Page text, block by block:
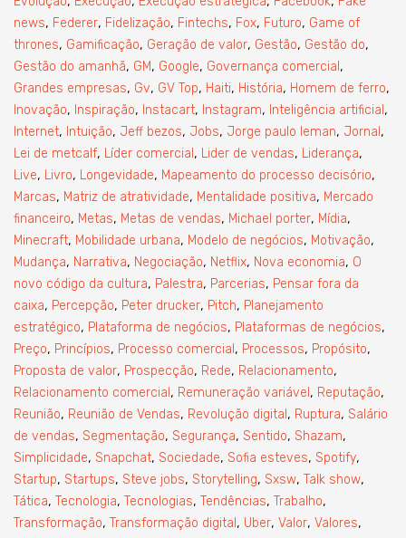
news, Federer, Fidelização, Fintechs, Fox, Futuro, Game of
thrones, Gamificação, Geração de valor, Gestão, Gestão do,
Gestão do amanhã, GM, Google, Governança comercial ,
Grandes empresas, Gv, GV Top, Haiti, História, Homem de ferro,
Inovação, Inspiração, Instacart, Instagram, Inteligência artificial ,
Internet, Intuição, Jeff bezos, Jobs, Jorge paulo leman, Jornal ,
Lei de metcalf, Líder comercial , Lider de vendas, Liderança,
Live, Livro, Longevidade, Mapeamento do processo decisório,
Marcas, Matriz de atratividade, Mentalidade positiva, Mercado
financeiro, Metas, Metas de vendas, Michael porter, Mídia,
Minecraft, Mobilidade urbana, Modelo de negócios, Motivação,
Mudança, Narrativa, Negociação, Netflix, Nova economia, O
novo código da cultura, Palestra, Parcerias, Pensar fora da
caixa, Percepção, Peter drucker, Pitch, Planejamento
estratégico, Plataforma de negócios, Plataformas de negócios,
Preço, Princípios, Processo comercial , Processos, Propósito,
Proposta de valor, Prospecção, Rede, Relacionamento,
Relacionamento comercial , Remuneração variável , Reputação,
Reunião, Reunião de Vendas, Revolução digital , Ruptura, Salário
de vendas, Segmentação, Segurança, Sentido, Shazam,
Simplicidade, Snapchat, Sociedade, Sofia esteves, Spotify,
Startup, Startups, Steve jobs, Storytelling, Sxsw, Talk show,
Tática, Tecnologia, Tecnologias, Tendências, Trabalho,
Transformação, Transformação digital , Uber, Valor, Valores,